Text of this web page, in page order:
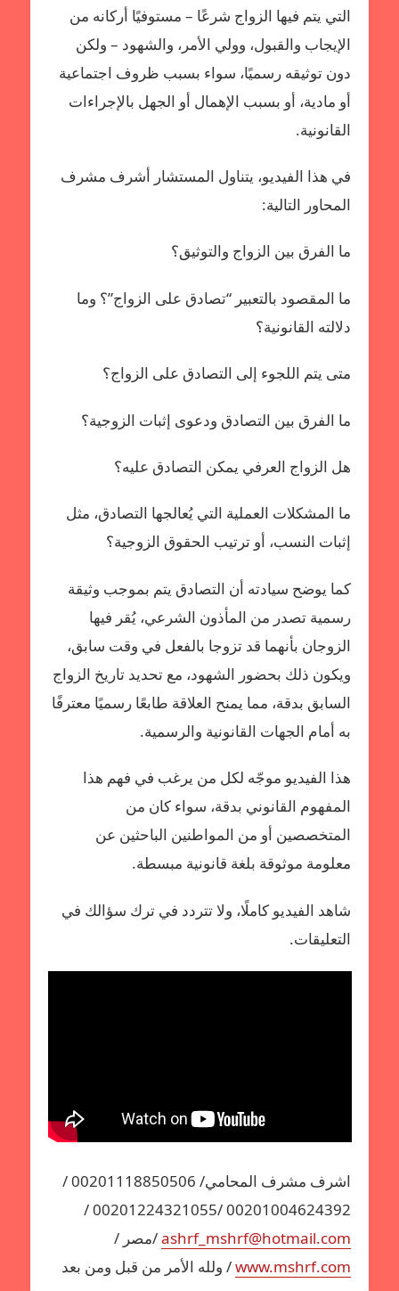
التي يتم فيها الزواج شرعًا – مستوفيًا أركانه من
الإيجاب والقبول، وولي الأمر، والشهود – ولكن
دون توثيقه رسميًا، سواء بسبب ظروف اجتماعية
أو مادية، أو بسبب الإهمال أو الجهل بالإجراءات
القانونية.
في هذا الفيديو، يتناول المستشار أشرف مشرف
المحاور التالية:
ما الفرق بين الزواج والتوثيق؟
ما المقصود بالتعبير “تصادق على الزواج”؟ وما
دلالته القانونية؟
متى يتم اللجوء إلى التصادق على الزواج؟
ما الفرق بين التصادق ودعوى إثبات الزوجية؟
هل الزواج العرفي يمكن التصادق عليه؟
ما المشكلات العملية التي يُعالجها التصادق، مثل
إثبات النسب، أو ترتيب الحقوق الزوجية؟
كما يوضح سيادته أن التصادق يتم بموجب وثيقة
رسمية تصدر من المأذون الشرعي، يُقر فيها
الزوجان بأنهما قد تزوجا بالفعل في وقت سابق،
ويكون ذلك بحضور الشهود، مع تحديد تاريخ الزواج
السابق بدقة، مما يمنح العلاقة طابعًا رسميًا معترفًا
به أمام الجهات القانونية والرسمية.
هذا الفيديو موجّه لكل من يرغب في فهم هذا
المفهوم القانوني بدقة، سواء كان من
المتخصصين أو من المواطنين الباحثين عن
معلومة موثوقة بلغة قانونية مبسطة.
شاهد الفيديو كاملًا، ولا تتردد في ترك سؤالك في
التعليقات.
اشرف مشرف المحامي/ 00201118850506 /
00201004624392 /00201224321055 /
ashrf_mshrf@hotmail.com/مصر /
www.mshrf.com/ ولله الأمر من قبل ومن بعد